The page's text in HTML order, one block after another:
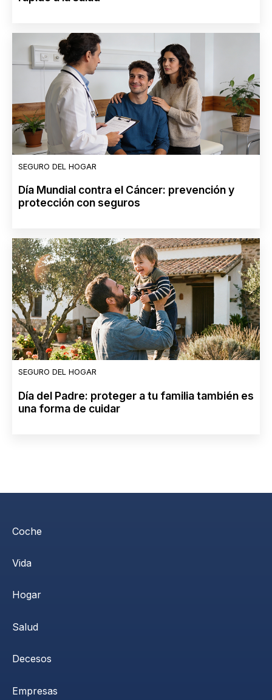
SEGURO DEL HOGAR
Día Mundial contra el Cáncer: prevención y
protección con seguros
SEGURO DEL HOGAR
Día del Padre: proteger a tu familia también es
una forma de cuidar
Coche
Vida
Hogar
Salud
Decesos
Empresas